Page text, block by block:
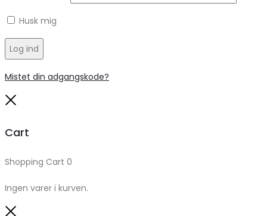
Husk mig
Log ind
Mistet din adgangskode?
Cart
Shopping Cart 0
Ingen varer i kurven.